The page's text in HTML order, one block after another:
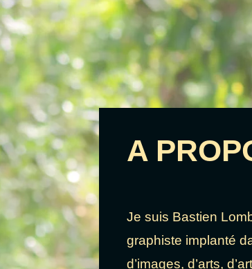
A
Je suis Bastien
graphiste implanté
d’images, d’arts,